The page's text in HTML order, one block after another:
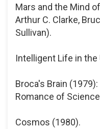
Mars and the Mind
Arthur C. Clarke,
Sullivan).
Intelligent Life in the
Broca's Brain
Romance of
Cosmos (1980).